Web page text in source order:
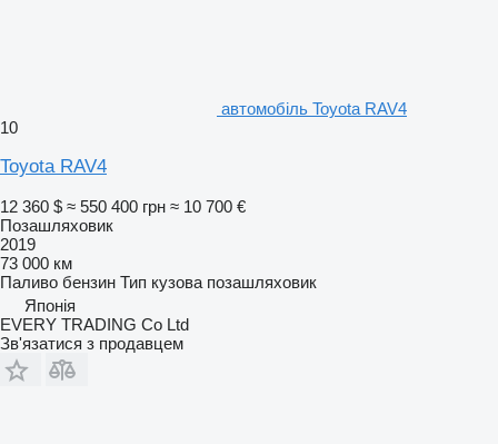
автомобіль Toyota RAV4
10
Toyota RAV4
12 360 $ ≈ 550 400 грн ≈ 10 700 €
Позашляховик
2019
73 000 км
Паливо бензин Тип кузова позашляховик
Японія
EVERY TRADING Co Ltd
Зв'язатися з продавцем